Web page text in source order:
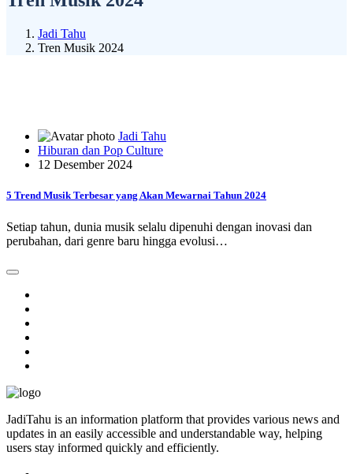
Jadi Tahu
Tren Musik 2024
Jadi Tahu
Hiburan dan Pop Culture
12 Desember 2024
5 Trend Musik Terbesar yang Akan Mewarnai Tahun 2024
Setiap tahun, dunia musik selalu dipenuhi dengan inovasi dan
perubahan, dari genre baru hingga evolusi…
JadiTahu is an information platform that provides various news and
updates in an easily accessible and understandable way, helping
users stay informed quickly and efficiently.